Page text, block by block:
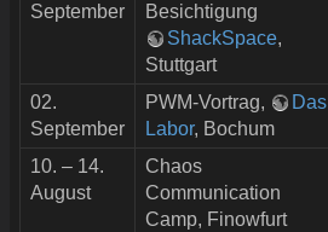
September
Besichtigung
ShackSpace,
Stuttgart
02.
September
PWM-Vortrag,
Das
Labor, Bochum
10. – 14.
August
Chaos
Communication
Camp, Finowfurt